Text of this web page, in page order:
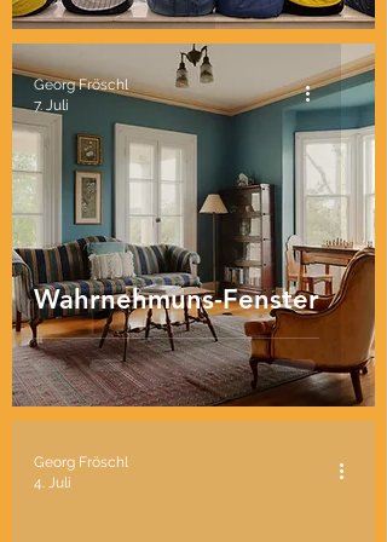
Wahrnehmuns-Fenster
Georg Fröschl
7. Juli
Georg Fröschl
4. Juli